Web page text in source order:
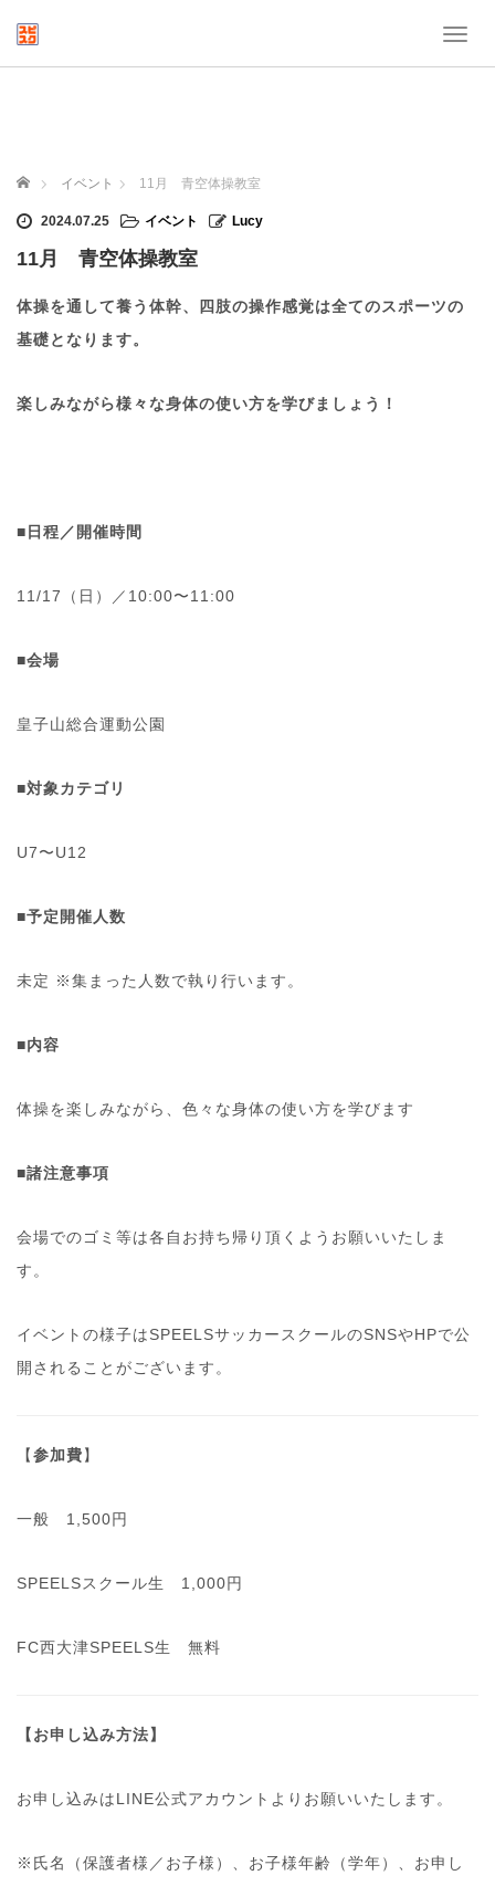
T
t
ホーム イベント 11月 青空体操教室
2024.07.25 イベント Lucy
11月 青空体操教室
体操を通して養う体幹、四肢の操作感覚は全てのスポーツの
基礎となります。
楽しみながら様々な身体の使い方を学びましょう！
■日程／開催時間
11/17（日）／10:00〜11:00
■会場
皇子山総合運動公園
■対象カテゴリ
U7〜U12
■予定開催人数
未定 ※集まった人数で執り行います。
■内容
体操を楽しみながら、色々な身体の使い方を学びます
■諸注意事項
会場でのゴミ等は各自お持ち帰り頂くようお願いいたしま
す。
イベントの様子はSPEELSサッカースクールのSNSやHPで公
開されることがございます。
【参加費】
一般 1,500円
SPEELSスクール生 1,000円
FC西大津SPEELS生 無料
【お申し込み方法】
お申し込みはLINE公式アカウントよりお願いいたします。
※氏名（保護者様／お子様）、お子様年齢（学年）、お申し